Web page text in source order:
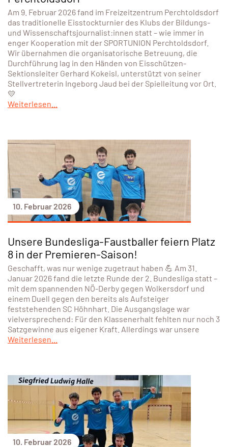
Am 9. Februar 2026 fand im Freizeitzentrum Perchtoldsdorf
das traditionelle Eisstockturnier des Klubs der Bildungs-
und Wissenschaftsjournalist:innen statt – wie immer in
enger Kooperation mit der SPORTUNION Perchtoldsdorf.
Wir übernahmen die organisatorische Betreuung, die
Durchführung lag in den Händen von Eisschützen-
Sektionsleiter Gerhard Kokeisl, unterstützt von seiner
Stellvertreterin Ingeborg Jaud bei der Spielleitung vor Ort.
💛
Weiterlesen...
10. Februar 2026
Unsere Bundesliga-Faustballer feiern Platz
8 in der Premieren-Saison!
Geschafft, was nur wenige zugetraut haben 💪 Am 31.
Januar 2026 fand die letzte Runde der 2. Bundesliga statt –
mit dem spannenden NÖ-Derby gegen Wolkersdorf und
einem Duell gegen den bereits als Aufsteiger
feststehenden SC Höhnhart. Die Ausgangslage war
vielversprechend: Für den Klassenerhalt fehlten nur noch 3
Satzgewinne aus eigener Kraft. Allerdings war unsere
Weiterlesen...
10. Februar 2026